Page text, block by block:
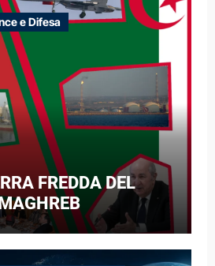
e Difesa
FREDDA DEL